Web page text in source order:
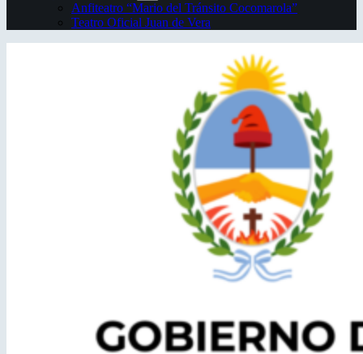
Anfiteatro “Mario del Tránsito Cocomarola”
Teatro Oficial Juan de Vera